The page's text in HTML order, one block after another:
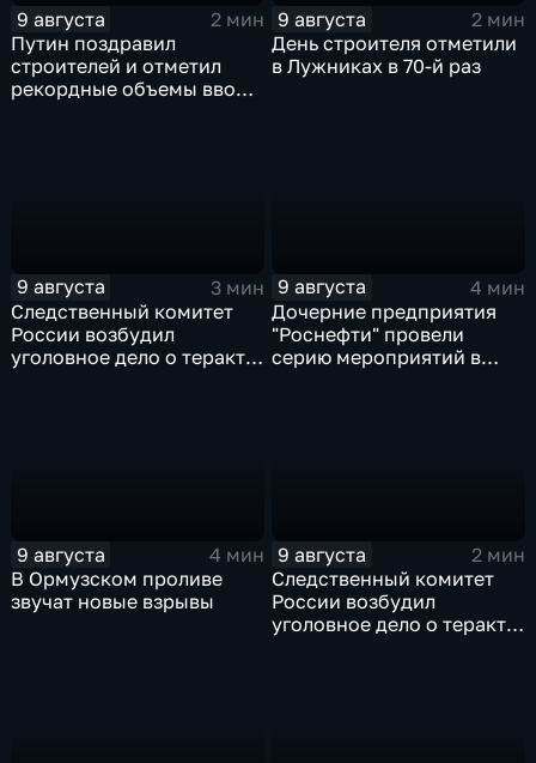
9 августа
2 мин
Путин поздравил
строителей и отметил
рекордные объемы ввода
9 августа
2 мин
День строителя отметили
в Лужниках в 70-й раз
9 августа
3 мин
Следственный комитет
России возбудил
уголовное дело о теракте
9 августа
4 мин
Дочерние предприятия
"Роснефти" провели
серию мероприятий в
9 августа
4 мин
В Ормузском проливе
звучат новые взрывы
9 августа
2 мин
Следственный комитет
России возбудил
уголовное дело о теракте